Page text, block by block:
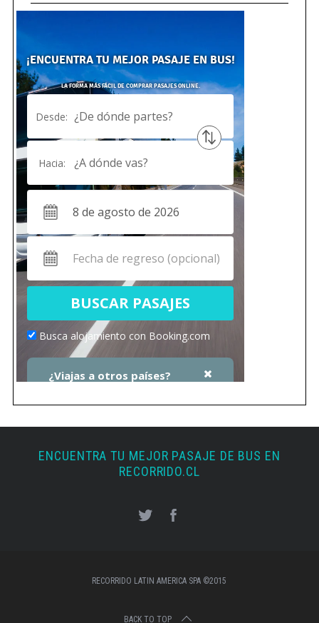
ENCUENTRA TU MEJOR PASAJE DE BUS EN
RECORRIDO.CL
RECORRIDO LATIN AMERICA SPA ©2015
BACK TO TOP